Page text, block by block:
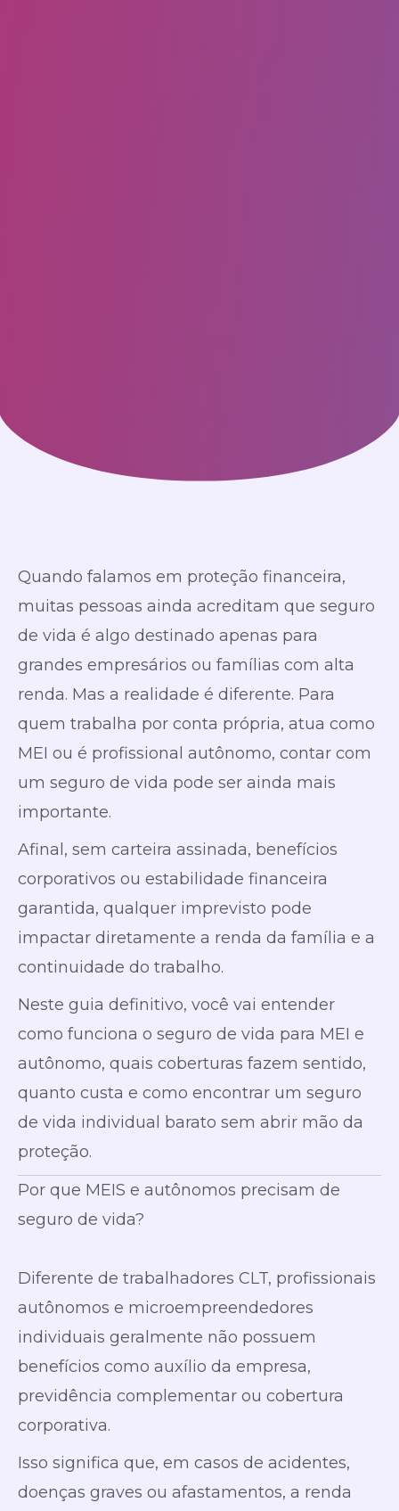
Quando falamos em proteção financeira,
muitas pessoas ainda acreditam que seguro
de vida é algo destinado apenas para
grandes empresários ou famílias com alta
renda. Mas a realidade é diferente. Para
quem trabalha por conta própria, atua como
MEI ou é profissional autônomo, contar com
um seguro de vida pode ser ainda mais
importante.
Afinal, sem carteira assinada, benefícios
corporativos ou estabilidade financeira
garantida, qualquer imprevisto pode
impactar diretamente a renda da família e a
continuidade do trabalho.
Neste guia definitivo, você vai entender
como funciona o seguro de vida para MEI e
autônomo, quais coberturas fazem sentido,
quanto custa e como encontrar um seguro
de vida individual barato sem abrir mão da
proteção.
Por que MEIS e autônomos precisam de
seguro de vida?
Diferente de trabalhadores CLT, profissionais
autônomos e microempreendedores
individuais geralmente não possuem
benefícios como auxílio da empresa,
previdência complementar ou cobertura
corporativa.
Isso significa que, em casos de acidentes,
doenças graves ou afastamentos, a renda